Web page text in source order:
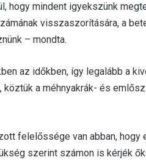
hogy mindent igyekszünk
visszaszorítására, a
– mondta.
az időkben, így legalább a
a méhnyakrák- és
felelőssége van abban,
szerint számon is kérjék